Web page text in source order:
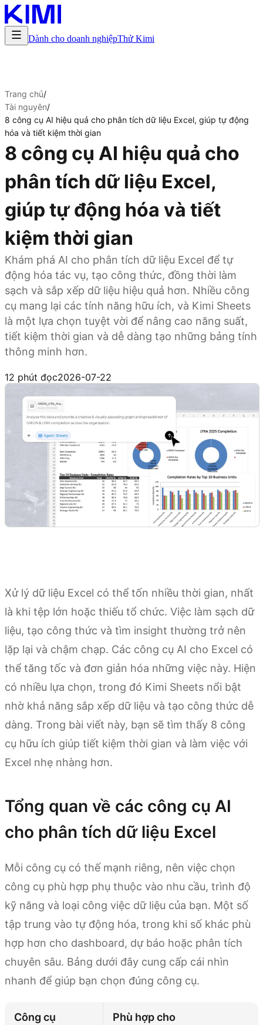
Dành cho doanh nghiệpThử Kimi
Trang chủ/
Tài nguyên/
8 công cụ AI hiệu quả cho phân tích dữ liệu Excel, giúp tự động
hóa và tiết kiệm thời gian
8 công cụ AI hiệu quả cho
phân tích dữ liệu Excel,
giúp tự động hóa và tiết
kiệm thời gian
Khám phá AI cho phân tích dữ liệu Excel để tự
động hóa tác vụ, tạo công thức, đồng thời làm
sạch và sắp xếp dữ liệu hiệu quả hơn. Nhiều công
cụ mang lại các tính năng hữu ích, và Kimi Sheets
là một lựa chọn tuyệt vời để nâng cao năng suất,
tiết kiệm thời gian và dễ dàng tạo những bảng tính
thông minh hơn.
12 phút đọc2026-07-22
Xử lý dữ liệu Excel có thể tốn nhiều thời gian, nhất
là khi tệp lớn hoặc thiếu tổ chức. Việc làm sạch dữ
liệu, tạo công thức và tìm insight thường trở nên
lặp lại và chậm chạp. Các công cụ AI cho Excel có
thể tăng tốc và đơn giản hóa những việc này. Hiện
có nhiều lựa chọn, trong đó Kimi Sheets nổi bật
nhờ khả năng sắp xếp dữ liệu và tạo công thức dễ
dàng. Trong bài viết này, bạn sẽ tìm thấy 8 công
cụ hữu ích giúp tiết kiệm thời gian và làm việc với
Excel nhẹ nhàng hơn.
Tổng quan về các công cụ AI
cho phân tích dữ liệu Excel
Mỗi công cụ có thế mạnh riêng, nên việc chọn
công cụ phù hợp phụ thuộc vào nhu cầu, trình độ
kỹ năng và loại công việc dữ liệu của bạn. Một số
tập trung vào tự động hóa, trong khi số khác phù
hợp hơn cho dashboard, dự báo hoặc phân tích
chuyên sâu. Bảng dưới đây cung cấp cái nhìn
nhanh để giúp bạn chọn đúng công cụ.
Công cụ Phù hợp cho